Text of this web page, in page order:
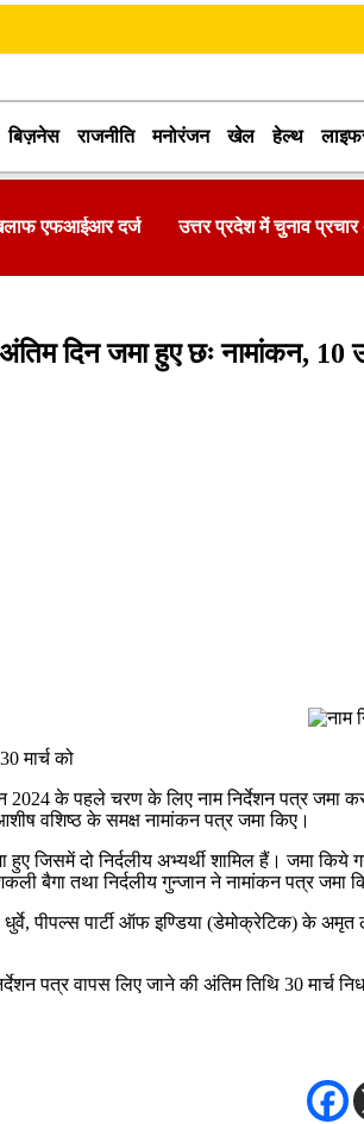
बिज़नेस राजनीति मनोरंजन खेल हेल्थ
दर्ज उत्तर प्रदेश में चुनाव प्रचार अभियान को
दिन जमा हुए छः नामांकन, 10
मार्च को
2024 के पहले चरण के लिए नाम निर्देशन पत्र
वशिष्ठ के समक्ष नामांकन पत्र जमा किए।
जिसमें दो निर्दलीय अभ्यर्थी शामिल हैं। जमा किये
बैगा तथा निर्दलीय गुन्जान ने नामांकन पत्र जमा
पीपल्स पार्टी ऑफ इण्डिया (डेमोक्रेटिक) के
पत्र वापस लिए जाने की अंतिम तिथि 30